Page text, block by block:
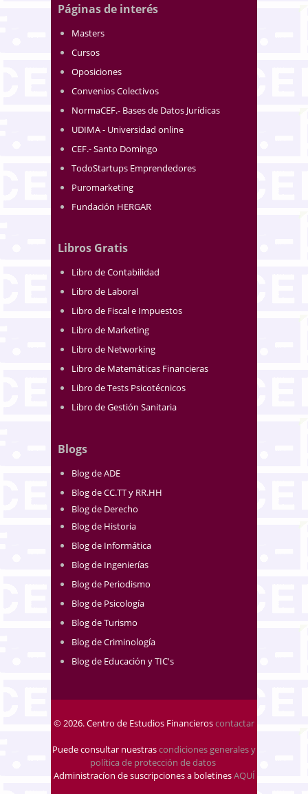
Páginas de interés
Masters
Cursos
Oposiciones
Convenios Colectivos
NormaCEF.- Bases de Datos Jurídicas
UDIMA - Universidad online
CEF.- Santo Domingo
TodoStartups Emprendedores
Puromarketing
Fundación HERGAR
Libros Gratis
Libro de Contabilidad
Libro de Laboral
Libro de Fiscal e Impuestos
Libro de Marketing
Libro de Networking
Libro de Matemáticas Financieras
Libro de Tests Psicotécnicos
Libro de Gestión Sanitaria
Blogs
Blog de ADE
Blog de CC.TT y RR.HH
Blog de Derecho
Blog de Historia
Blog de Informática
Blog de Ingenierías
Blog de Periodismo
Blog de Psicología
Blog de Turismo
Blog de Criminología
Blog de Educación y TIC's
© 2026. Centro de Estudios Financieroscontactar
Puede consultar nuestrascondiciones generales y
política de protección de datos
Administracíon de suscripciones a boletinesAQUÍ